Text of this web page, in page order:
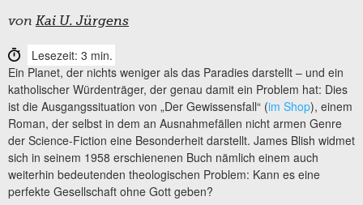
von Kai U. Jürgens
Lesezeit: 3 min.
Ein Planet, der nichts weniger als das Paradies darstellt – und ein
katholischer Würdenträger, der genau damit ein Problem hat: Dies
ist die Ausgangssituation von „Der Gewissensfall“ (im Shop), einem
Roman, der selbst in dem an Ausnahmefällen nicht armen Genre
der Science-Fiction eine Besonderheit darstellt. James Blish widmet
sich in seinem 1958 erschienenen Buch nämlich einem auch
weiterhin bedeutenden theologischen Problem: Kann es eine
perfekte Gesellschaft ohne Gott geben?